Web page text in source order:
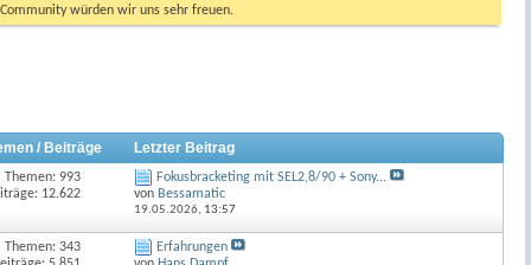
würden wir uns sehr freuen.
/ Beiträge Letzter Beitrag
Themen: 993
12.622
Fokusbracketing mit SEL2,8/90 + Sony...
von Bessamatic
19.05.2026, 13:57
Themen: 343
Erfahrungen